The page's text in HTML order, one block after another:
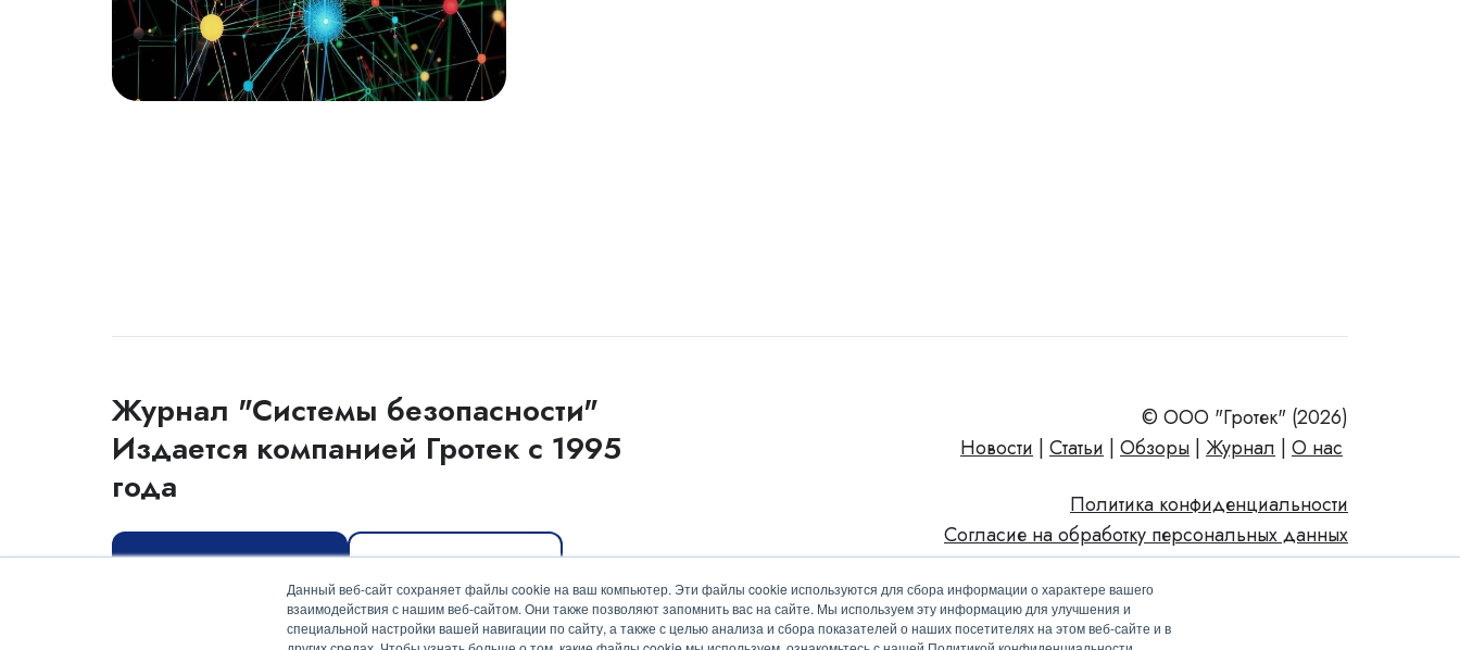
Данный веб-сайт сохраняет файлы cookie на ваш компьютер. Эти файлы cookie используются для сбора информации о характере вашего
взаимодействия с нашим веб-сайтом. Они также позволяют запомнить вас на сайте. Мы используем эту информацию для улучшения и
специальной настройки вашей навигации по сайту, а также с целью анализа и сбора показателей о наших посетителях на этом веб-сайте и в
Журнал "Системы безопасности"
Издается компанией Гротек с 1995
года
Оформить подписку Скачать медиакит
© ООО "Гротек" (2026)
Новости Статьи Обзоры Журнал О нас
Политика конфиденциальности
Согласие на обработку персональных данных